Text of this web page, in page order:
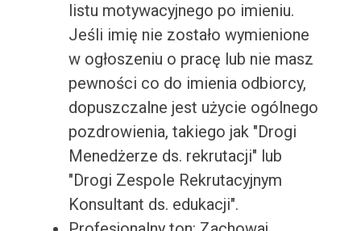
listu motywacyjnego po imieniu.
Jeśli imię nie zostało wymienione
w ogłoszeniu o pracę lub nie masz
pewności co do imienia odbiorcy,
dopuszczalne jest użycie ogólnego
pozdrowienia, takiego jak "Drogi
Menedżerze ds. rekrutacji" lub
"Drogi Zespole Rekrutacyjnym
Konsultant ds. edukacji".